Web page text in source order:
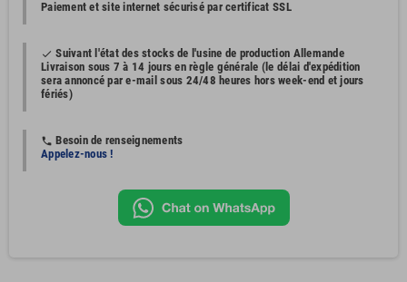
Paiement et site internet sécurisé par certificat SSL
done Suivant l'état des stocks de l'usine de production Allemande
Livraison sous 7 à 14 jours en règle générale (le délai d'expédition
sera annoncé par e-mail sous 24/48 heures hors week-end et jours
fériés)
phone Besoin de renseignements
Appelez-nous !